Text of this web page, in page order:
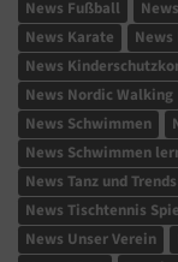
News Fußball
News Karate
News
News
News Nordic Walking
News Schwimmen
News Schwimmen
News Tanz und Trends
News Tischtennis
News Unser Verein